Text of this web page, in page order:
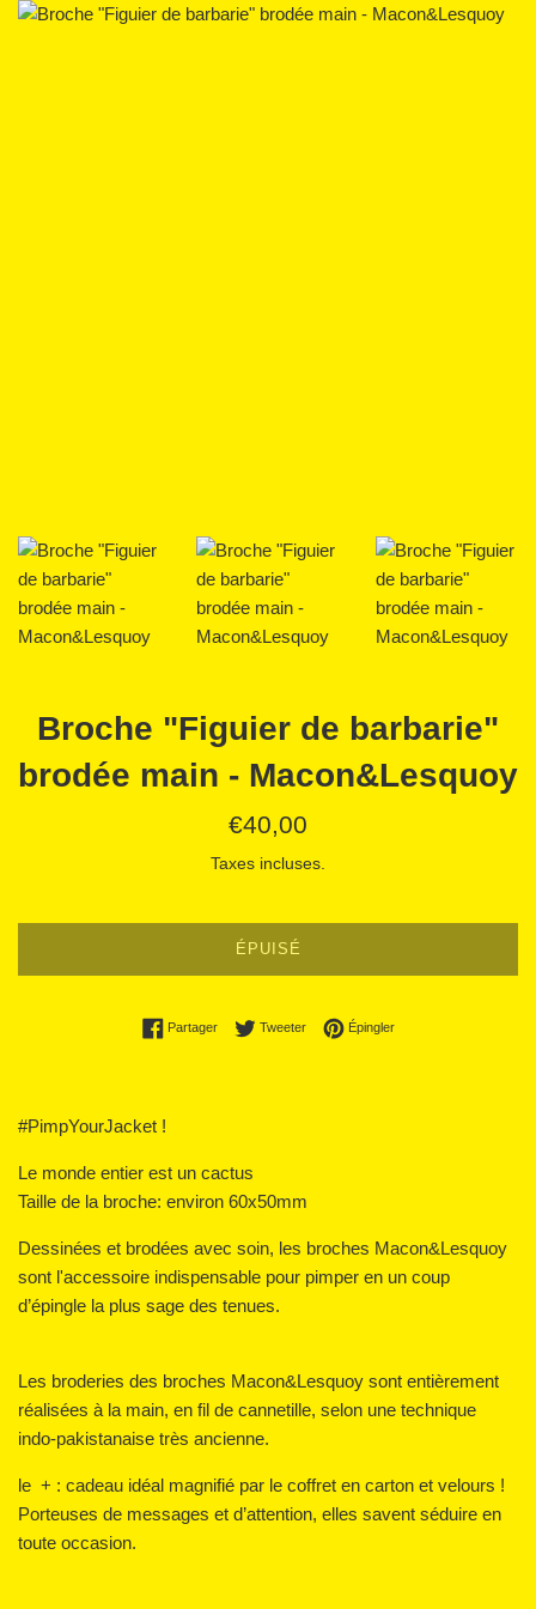
Broche "Figuier de barbarie"
brodée main - Macon&Lesquoy
Prix
€40,00
Taxes incluses.
ÉPUISÉ
PartagerPartager sur Facebook
TweeterTweeter sur Twitter
ÉpinglerÉpingler sur Pinterest
#PimpYourJacket !
Le monde entier est un cactus
Taille de la broche: environ 60x50mm
Dessinées et brodées avec soin, les broches Macon&Lesquoy
sont l'accessoire indispensable pour pimper en un coup
d’épingle la plus sage des tenues.
Les broderies des broches Macon&Lesquoy sont entièrement
réalisées à la main, en fil de cannetille, selon une technique
indo-pakistanaise très ancienne.
le + : cadeau idéal magnifié par le coffret en carton et velours !
Porteuses de messages et d’attention, elles savent séduire en
toute occasion.